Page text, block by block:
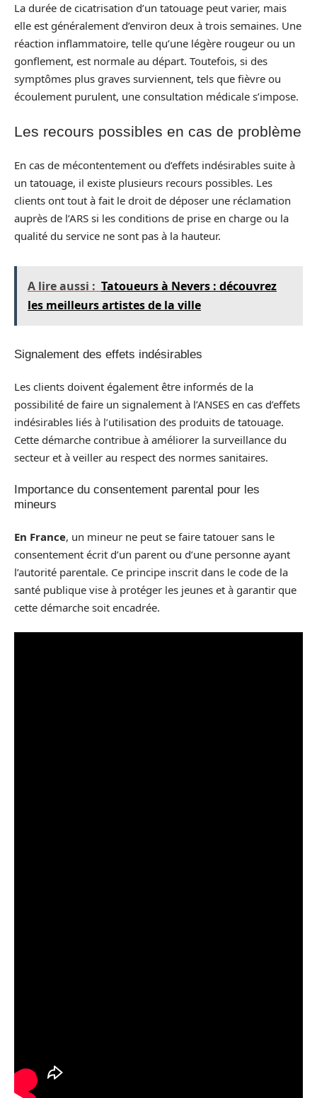
La durée de cicatrisation d’un tatouage peut varier, mais
elle est généralement d’environ deux à trois semaines. Une
réaction inflammatoire, telle qu’une légère rougeur ou un
gonflement, est normale au départ. Toutefois, si des
symptômes plus graves surviennent, tels que fièvre ou
écoulement purulent, une consultation médicale s’impose.
Les recours possibles en cas de problème
En cas de mécontentement ou d’effets indésirables suite à
un tatouage, il existe plusieurs recours possibles. Les
clients ont tout à fait le droit de déposer une réclamation
auprès de l’ARS si les conditions de prise en charge ou la
qualité du service ne sont pas à la hauteur.
A lire aussi : Tatoueurs à Nevers : découvrez
les meilleurs artistes de la ville
Signalement des effets indésirables
Les clients doivent également être informés de la
possibilité de faire un signalement à l’ANSES en cas d’effets
indésirables liés à l’utilisation des produits de tatouage.
Cette démarche contribue à améliorer la surveillance du
secteur et à veiller au respect des normes sanitaires.
Importance du consentement parental pour les
mineurs
En France, un mineur ne peut se faire tatouer sans le
consentement écrit d’un parent ou d’une personne ayant
l’autorité parentale. Ce principe inscrit dans le code de la
santé publique vise à protéger les jeunes et à garantir que
cette démarche soit encadrée.